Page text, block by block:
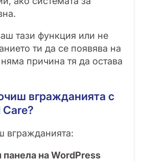
тази функция или не
ти да се появява на
причина тя да остава
вгражданията с
вгражданията:
на WordPress